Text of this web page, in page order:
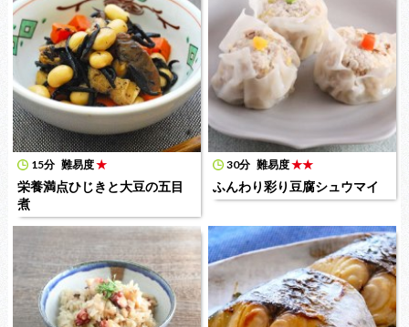
15分 難易度★
栄養満点ひじきと大豆の五目
煮
30分 難易度★★
ふんわり彩り豆腐シュウマイ